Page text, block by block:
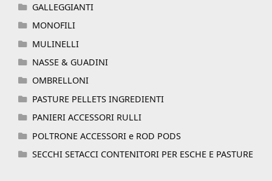
GALLEGGIANTI
MONOFILI
MULINELLI
NASSE & GUADINI
OMBRELLONI
PASTURE PELLETS INGREDIENTI
PANIERI ACCESSORI RULLI
POLTRONE ACCESSORI e ROD PODS
SECCHI SETACCI CONTENITORI PER ESCHE E PASTURE